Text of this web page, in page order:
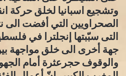
وتشجيع اسبانيا لخلق حركة
الصحراويين التي أفضت الى
التى سبّبتها إنجلترا في
جهة أخرى الى خلق مواجهة
والوقوف حجرعثرة أمام